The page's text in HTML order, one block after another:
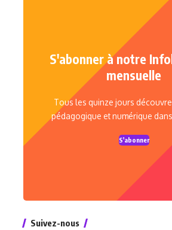
S'abonner à notre
mensuelle
Tous les quinze jours
pédagogique et numérique
S'abonner
Suivez-nous